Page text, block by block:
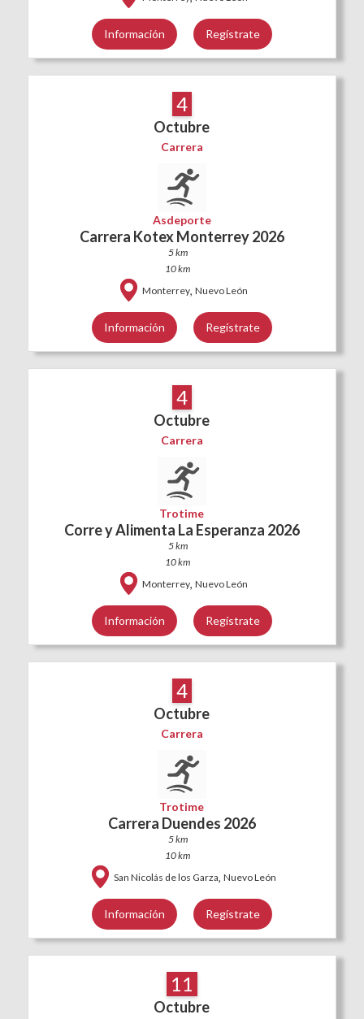
Información Regístrate
4
Octubre
Carrera
Asdeporte
Carrera Kotex Monterrey 2026
5 km
10 km
Monterrey, Nuevo León
Información Regístrate
4
Octubre
Carrera
Trotime
Corre y Alimenta La Esperanza 2026
5 km
10 km
Monterrey, Nuevo León
Información Regístrate
4
Octubre
Carrera
Trotime
Carrera Duendes 2026
5 km
10 km
San Nicolás de los Garza, Nuevo León
Información Regístrate
11
Octubre